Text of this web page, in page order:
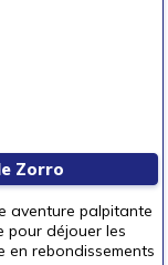
Zorro
aventure palpitante
pour déjouer les
en rebondissements